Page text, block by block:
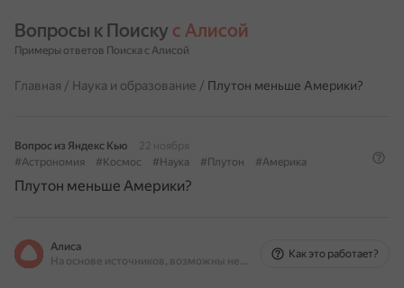
Вопросы к Поиску с Алисой
Примеры ответов Поиска с Алисой
Главная / Наука и образование / Плутон меньше Америки?
Вопрос из Яндекс Кью
22 ноября
#Астрономия
#Космос #Наука #Плутон #Америка
Плутон меньше Америки?
Алиса
На основе источников, возможны неточности
Как это работает?